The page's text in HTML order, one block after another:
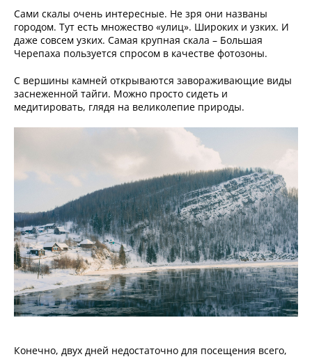
Сами скалы очень интересные. Не зря они названы
городом. Тут есть множество «улиц». Широких и узких. И
даже совсем узких. Самая крупная скала – Большая
Черепаха пользуется спросом в качестве фотозоны.
С вершины камней открываются завораживающие виды
заснеженной тайги. Можно просто сидеть и
медитировать, глядя на великолепие природы.
Конечно, двух дней недостаточно для посещения всего,